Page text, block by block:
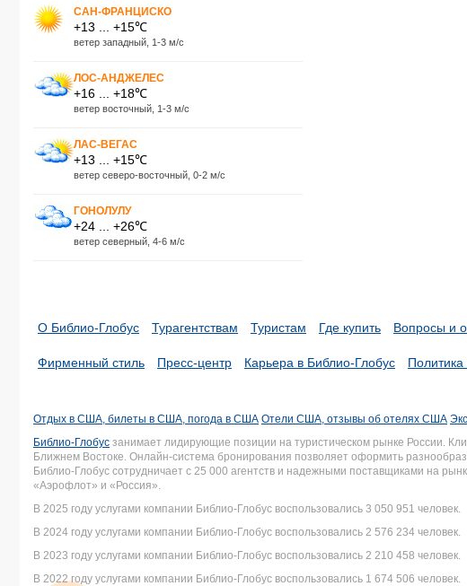
САН-ФРАНЦИСКО
+13 ... +15℃
ветер западный, 1-3 м/с
ЛОС-АНДЖЕЛЕС
+16 ... +18℃
ветер восточный, 1-3 м/с
ЛАС-ВЕГАС
+13 ... +15℃
ветер северо-восточный, 0-2 м/с
ГОНОЛУЛУ
+24 ... +26℃
ветер северный, 4-6 м/с
О Библио-Глобус Турагентствам Туристам Где купить Вопросы и
Фирменный стиль Пресс-центр Карьера в Библио-Глобус
Отдых в США, билеты в США, погода в США Отели США, отзывы об отелях США
Библио-Глобус занимает лидирующие позиции на туристическом рынке России.
Ближнем Востоке. Онлайн-система бронирования позволяет оформить
Библио-Глобус сотрудничает с 25 000 агентств и надежными поставщиками на
«Аэрофлот» и «Россия».
В 2025 году услугами компании Библио-Глобус воспользовались 3 050 951 человек.
В 2024 году услугами компании Библио-Глобус воспользовались 2 576 234 человек.
В 2023 году услугами компании Библио-Глобус воспользовались 2 210 458 человек.
В 2022 году услугами компании Библио-Глобус воспользовались 1 674 506 человек.